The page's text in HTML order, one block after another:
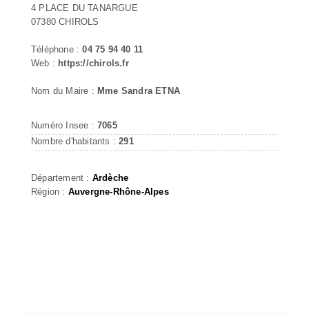
4 PLACE DU TANARGUE
07380 CHIROLS
Téléphone :04 75 94 40 11
Web : https://chirols.fr
Nom du Maire : Mme Sandra ETNA
Numéro Insee : 7065
Nombre d'habitants :291
Département : Ardèche
Région : Auvergne-Rhône-Alpes